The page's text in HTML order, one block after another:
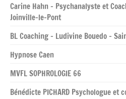
Carine Hahn – Psychanalyste et
Joinville-le-Pont
BL Coaching – Ludivine Bouedo –
Hypnose Caen
MVFL SOPHROLOGIE 66
Bénédicte PICHARD Psychologue et